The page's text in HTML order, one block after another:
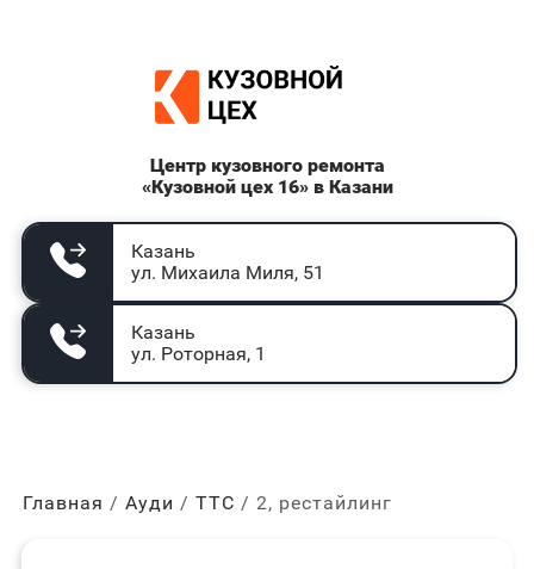
Центр кузовного ремонта
«Кузовной цех 16» в Казани
Казань
ул. Михаила Миля, 51
Казань
ул. Роторная, 1
Главная Ауди ТТС 2, рестайлинг